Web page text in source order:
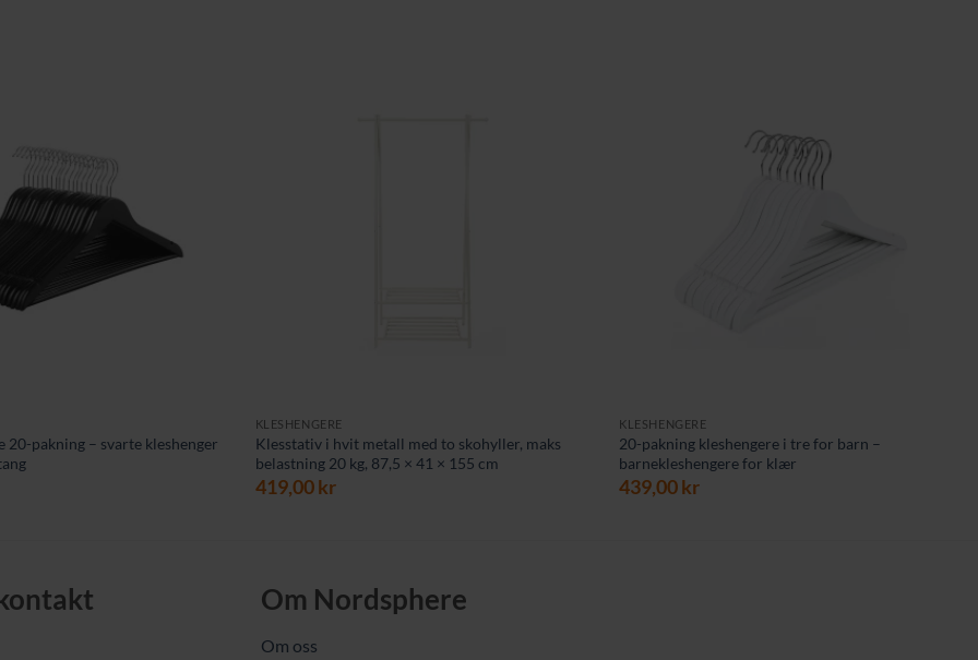
20-pakning – svarte kleshenger
KLESHENGERE
Klesstativ i hvit metall med to skohyller, maks
belastning 20 kg, 87,5 × 41 × 155 cm
419,00kr
KLESHENGERE
20-pakning kleshengere i tre for barn –
barnekleshengere for klær
439,00kr
Om Nordsphere
Om oss